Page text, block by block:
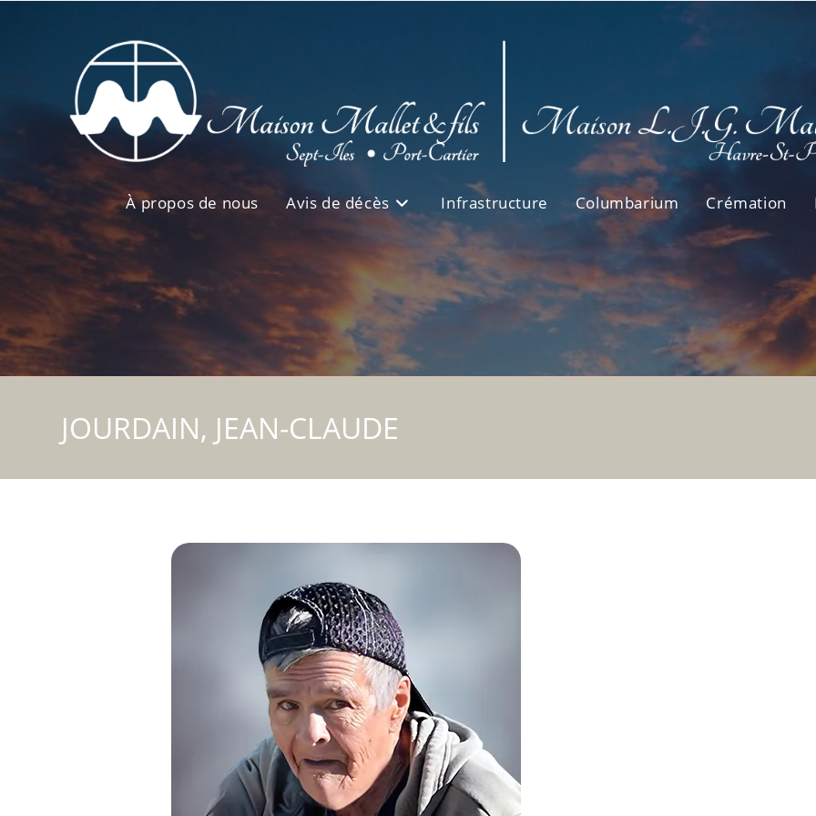
À propos de nous Avis de décès Infrastructure Columbarium Crémation
JOURDAIN, JEAN-CLAUDE